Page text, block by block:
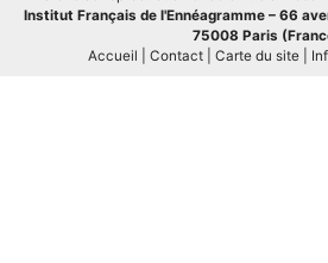
Institut Français de l'Ennéagramme – 66
75008 Paris
Accueil
Contact Carte du site